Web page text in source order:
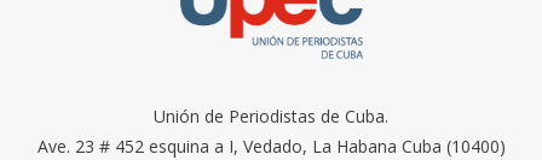
Unión de Periodistas de Cuba.
Ave. 23 # 452 esquina a I, Vedado, La Habana Cuba (10400)